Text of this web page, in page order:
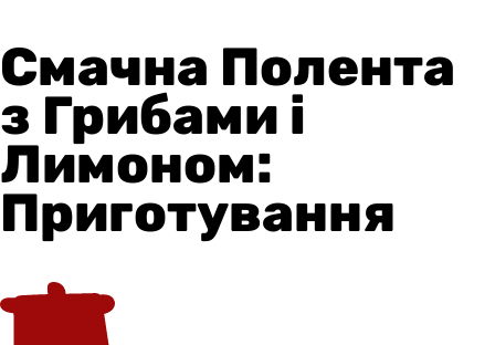
Смачна Полента
з Грибами і
Лимоном:
Приготування